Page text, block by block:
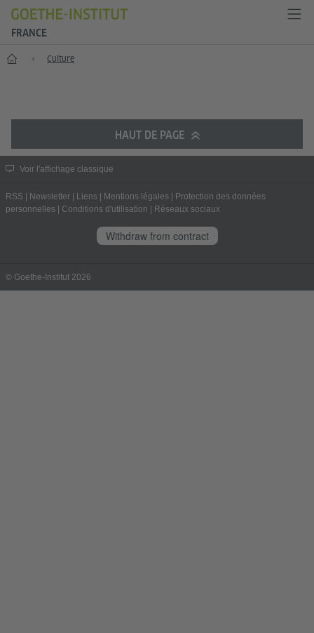
FRANCE
Accueil Culture
HAUT DE PAGE
Voir l'affichage classique
RSS Newsletter Liens Mentions légales
Protection des données
personnelles
Conditions d'utilisation Réseaux sociaux
Withdraw from contract
© Goethe-Institut 2026